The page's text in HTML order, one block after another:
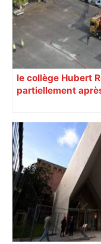
le collège Hubert
partiellement